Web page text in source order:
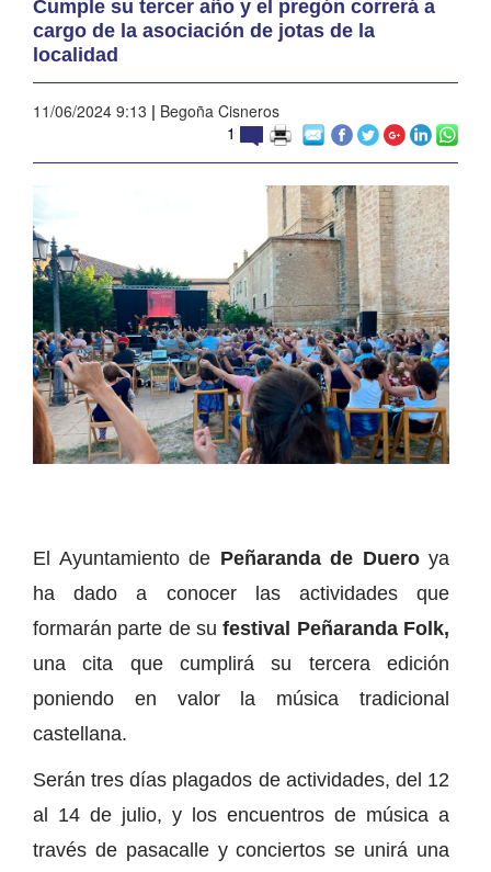
Cumple su tercer año y el pregón correrá a
cargo de la asociación de jotas de la
localidad
11/06/2024 9:13 | Begoña Cisneros
1
El Ayuntamiento de Peñaranda de Dueroya
ha dado a conocer las actividades que
formarán parte de su festival Peñaranda Folk,
una cita que cumplirá su tercera edición
poniendo en valor la música tradicional
castellana.
Serán tres días plagados de actividades, del 12
al 14 de julio, y los encuentros de música a
través de pasacalle y conciertos se unirá una